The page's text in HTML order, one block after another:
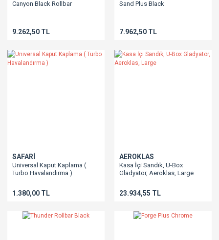
Canyon Black Rollbar
9.262,50 TL
Sand Plus Black
7.962,50 TL
SAFARİ
Universal Kaput Kaplama (
Turbo Havalandırma )
1.380,00 TL
AEROKLAS
Kasa İçi Sandık, U-Box
Gladyatör, Aeroklas, Large
23.934,55 TL